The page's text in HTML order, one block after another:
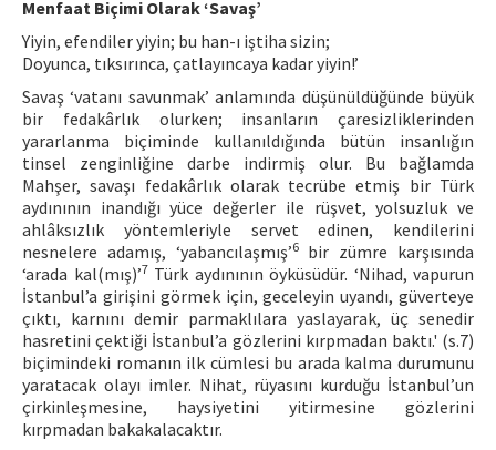
Menfaat Biçimi Olarak ‘Savaş’
Yiyin, efendiler yiyin; bu han-ı iştiha sizin;
Doyunca, tıksırınca, çatlayıncaya kadar yiyin!’
Savaş ‘vatanı savunmak’ anlamında düşünüldüğünde büyük
bir fedakârlık olurken; insanların çaresizliklerinden
yararlanma biçiminde kullanıldığında bütün insanlığın
tinsel zenginliğine darbe indirmiş olur. Bu bağlamda
Mahşer, savaşı fedakârlık olarak tecrübe etmiş bir Türk
aydınının inandığı yüce değerler ile rüşvet, yolsuzluk ve
ahlâksızlık yöntemleriyle servet edinen, kendilerini
nesnelere adamış, ‘yabancılaşmış’6bir zümre karşısında
‘arada kal(mış)’7 Türk aydınının öyküsüdür. ‘Nihad, vapurun
İstanbul’a girişini görmek için, geceleyin uyandı, güverteye
çıktı, karnını demir parmaklılara yaslayarak, üç senedir
hasretini çektiği İstanbul’a gözlerini kırpmadan baktı.' (s.7)
biçimindeki romanın ilk cümlesi bu arada kalma durumunu
yaratacak olayı imler. Nihat, rüyasını kurduğu İstanbul’un
çirkinleşmesine, haysiyetini yitirmesine gözlerini
kırpmadan bakakalacaktır.